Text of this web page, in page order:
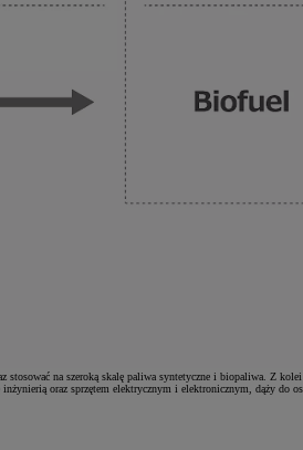
na szeroką skalę paliwa syntetyczne i biopaliwa. Z
oraz sprzętem elektrycznym i elektronicznym, dąży do